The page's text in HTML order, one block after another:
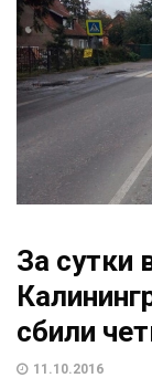
За сутки
сбили
11.10.2016